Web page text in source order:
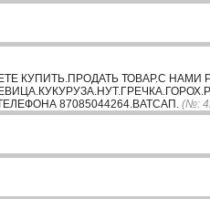
КУПИТЬ.ПРОДАТЬ ТОВАР.С НАМИ
87085044264.ВАТСАП. (№: